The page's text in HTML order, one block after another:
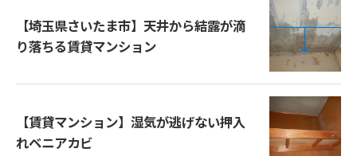
【埼玉県さいたま市】天井から結露が滴
り落ちる賃貸マンション
【賃貸マンション】湿気が逃げない押入
れベニアカビ